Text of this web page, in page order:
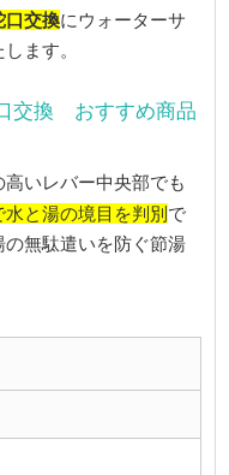
口交換にウォーターサ
ます。
交換 おすすめ商品
いレバー中央部でも
水と湯の境目を判別 で
無駄遣いを防ぐ節湯